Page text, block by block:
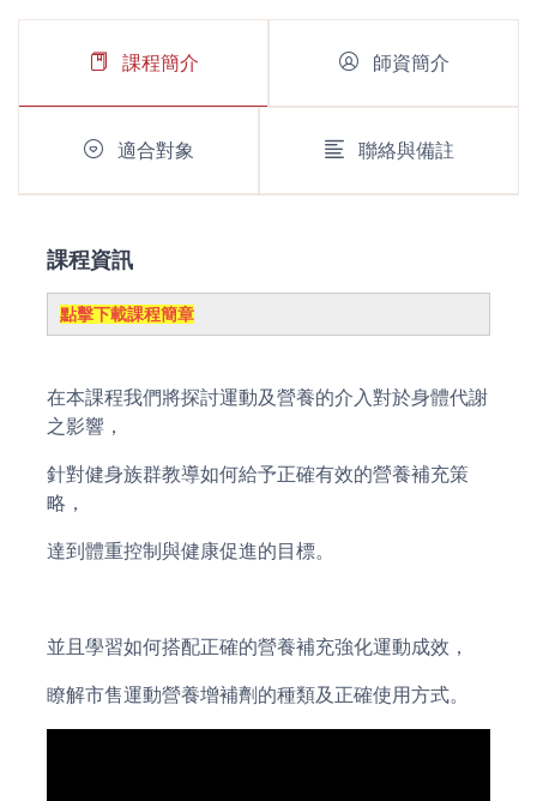
課程簡介 師資簡介
適合對象 聯絡與備註
課程資訊
點擊下載課程簡章
在本課程我們將探討運動及營養的介入對於身體代謝
之影響，
針對健身族群教導如何給予正確有效的營養補充策
略，
達到體重控制與健康促進的目標。
並且學習如何搭配正確的營養補充強化運動成效，
瞭解市售運動營養增補劑的種類及正確使用方式。